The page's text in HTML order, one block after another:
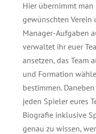
Hier übernimmt
gewünschten
Manager-Aufgaben
verwaltet ihr euer
ansetzen, das Team
und Formation
bestimmen.
jeden Spieler eures
Biografie inklusive
genau zu wissen,